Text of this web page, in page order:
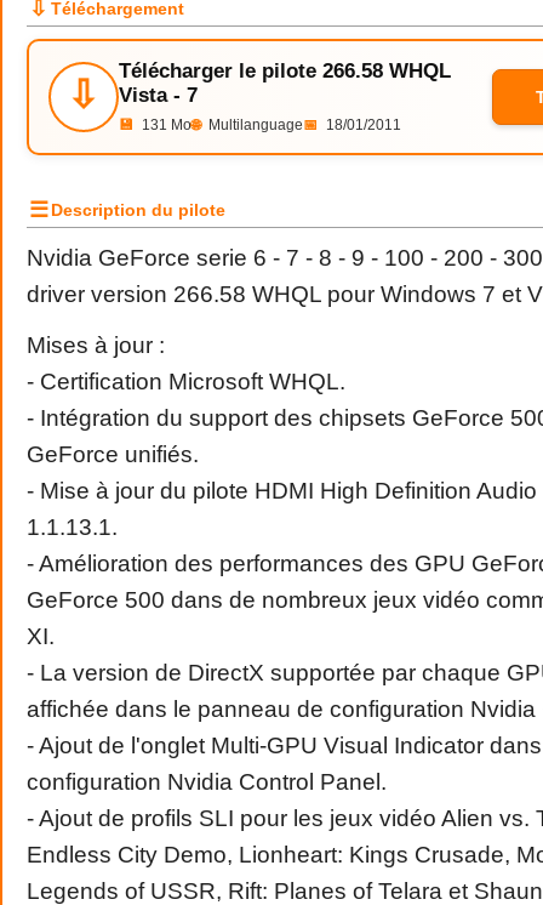
⇩ Téléchargement
⇩
Télécharger le pilote 266.58 WHQL
Vista - 7
💾 131 Mo🌐 Multilanguage📅 18/01/2011
☰Description du pilote
Nvidia GeForce serie 6 - 7 - 8 - 9 - 100 - 200 -
driver version 266.58 WHQL pour Windows 7 et
Mises à jour :
- Certification Microsoft WHQL.
- Intégration du support des chipsets GeForce
GeForce unifiés.
- Mise à jour du pilote HDMI High Definition
1.1.13.1.
- Amélioration des performances des GPU
GeForce 500 dans de nombreux jeux vidéo
XI.
- La version de DirectX supportée par chaque
affichée dans le panneau de configuration Nvidia
- Ajout de l'onglet Multi-GPU Visual Indicator
configuration Nvidia Control Panel.
- Ajout de profils SLI pour les jeux vidéo Alien vs.
Endless City Demo, Lionheart: Kings Crusade,
Legends of USSR, Rift: Planes of Telara et